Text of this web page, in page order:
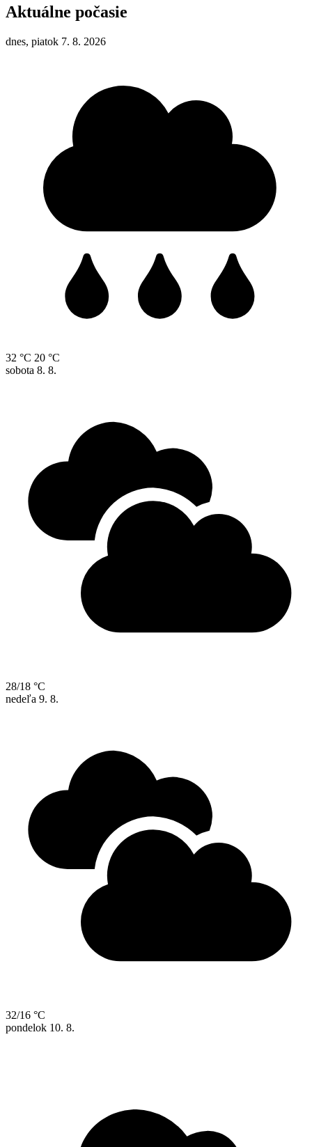
Aktuálne počasie
dnes, piatok 7. 8. 2026
32 °C 20 °C
sobota 8. 8.
28/18 °C
nedeľa 9. 8.
32/16 °C
pondelok 10. 8.